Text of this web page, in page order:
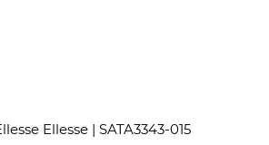
Ellesse | SATA3343-015